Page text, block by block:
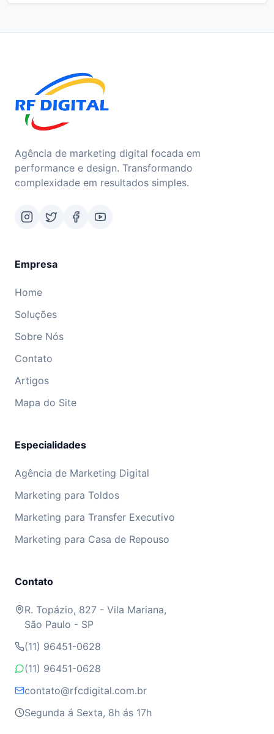
Agência de marketing digital focada em
performance e design. Transformando
complexidade em resultados simples.
Empresa
Home
Soluções
Sobre Nós
Contato
Artigos
Mapa do Site
Especialidades
Agência de Marketing Digital
Marketing para Toldos
Marketing para Transfer Executivo
Marketing para Casa de Repouso
Contato
R. Topázio, 827 - Vila Mariana,
São Paulo - SP
(11) 96451-0628
(11) 96451-0628
contato@rfcdigital.com.br
Segunda á Sexta, 8h ás 17h